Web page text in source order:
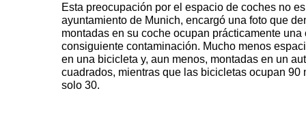
Esta preocupación por el espacio de coches no
ayuntamiento de Munich, encargó una foto que
montadas en su coche ocupan prácticamente
consiguiente contaminación. Mucho menos
en una bicicleta y, aun menos, montadas en un
cuadrados, mientras que las bicicletas ocupan 90
solo 30.